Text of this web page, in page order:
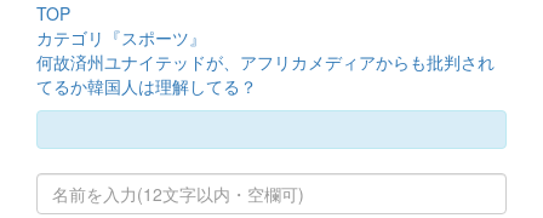
TOP
カテゴリ『スポーツ』
何故済州ユナイテッドが、アフリカメディアからも批判され
てるか韓国人は理解してる？